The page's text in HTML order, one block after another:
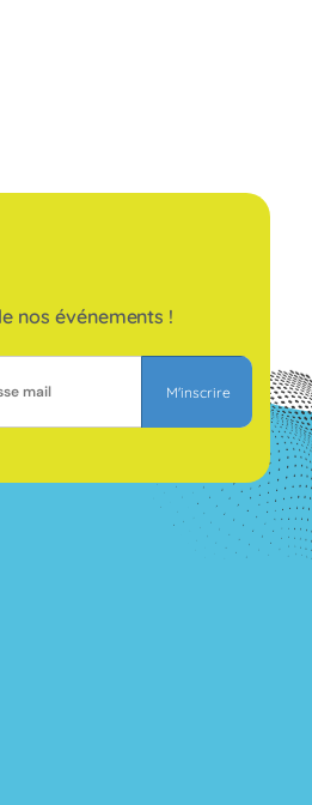
nos événements !